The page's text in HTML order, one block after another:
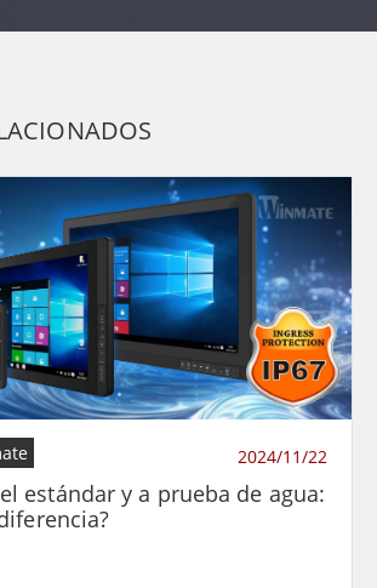
2024/11/22
estándar y a prueba de agua: